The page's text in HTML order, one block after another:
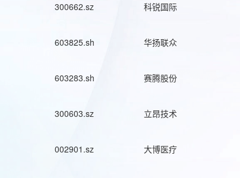
300662.sz 科锐国际
603825.sh 华扬联众
603283.sh 赛腾股份
300603.sz 立昂技术
002901.sz 大博医疗